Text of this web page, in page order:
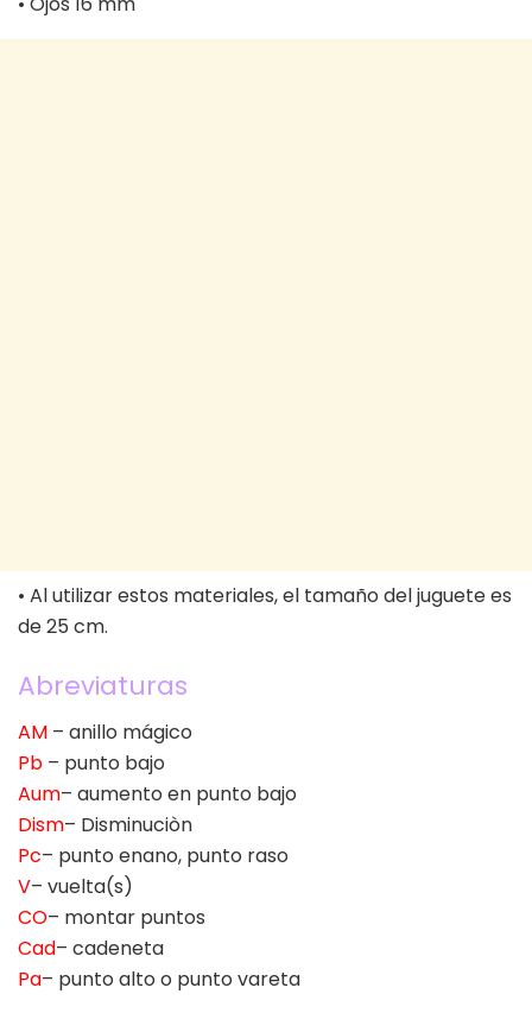
• Al utilizar estos materiales, el tamaño del juguete es
de 25 cm.
Abreviaturas
AM – anillo mágico
Pb – punto bajo
Aum– aumento en punto bajo
Dism– Disminuciòn
Pc– punto enano, punto raso
V– vuelta(s)
CO– montar puntos
Cad– cadeneta
Pa– punto alto o punto vareta